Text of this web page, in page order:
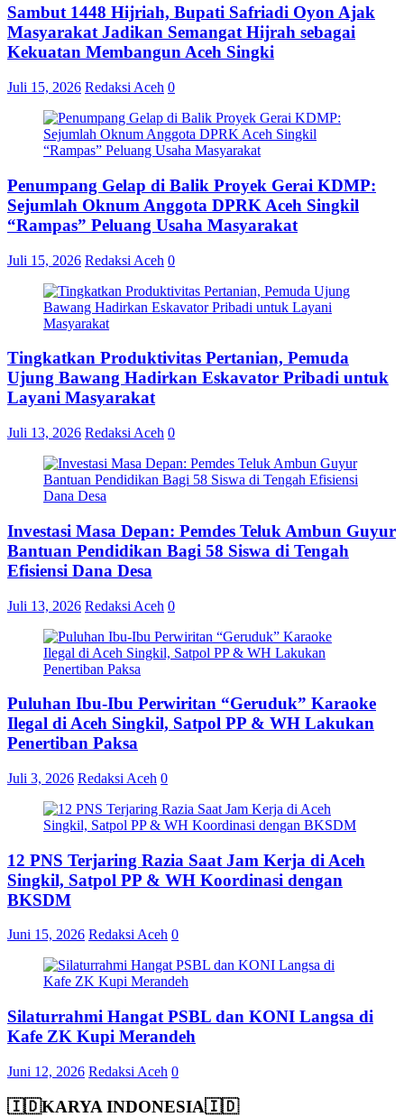
Sambut 1448 Hijriah, Bupati Safriadi Oyon Ajak
Masyarakat Jadikan Semangat Hijrah sebagai
Kekuatan Membangun Aceh Singki
Juli 15, 2026 Redaksi Aceh 0
Penumpang Gelap di Balik Proyek Gerai KDMP:
Sejumlah Oknum Anggota DPRK Aceh Singkil
“Rampas” Peluang Usaha Masyarakat
Juli 15, 2026 Redaksi Aceh 0
Tingkatkan Produktivitas Pertanian, Pemuda
Ujung Bawang Hadirkan Eskavator Pribadi untuk
Layani Masyarakat
Juli 13, 2026 Redaksi Aceh 0
Investasi Masa Depan: Pemdes Teluk Ambun Guyur
Bantuan Pendidikan Bagi 58 Siswa di Tengah
Efisiensi Dana Desa
Juli 13, 2026 Redaksi Aceh 0
Puluhan Ibu-Ibu Perwiritan “Geruduk” Karaoke
Ilegal di Aceh Singkil, Satpol PP & WH Lakukan
Penertiban Paksa
Juli 3, 2026 Redaksi Aceh 0
12 PNS Terjaring Razia Saat Jam Kerja di Aceh
Singkil, Satpol PP & WH Koordinasi dengan
BKSDM
Juni 15, 2026 Redaksi Aceh 0
Silaturrahmi Hangat PSBL dan KONI Langsa di
Kafe ZK Kupi Merandeh
Juni 12, 2026 Redaksi Aceh 0
🇮🇩KARYA INDONESIA🇮🇩